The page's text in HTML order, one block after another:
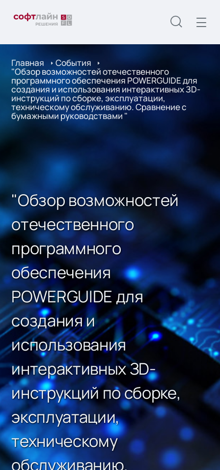
Главная События
"Обзор возможностей отечественного
программного обеспечения POWERGUIDE для
создания и использования интерактивных ЗD-
инструкций по сборке, эксплуатации,
техническому обслуживанию. Сравнение с
бумажными руководствами "
"Обзор возможностей
отечественного
программного
обеспечения
POWERGUIDE для
создания и
использования
интерактивных ЗD-
инструкций по сборке,
эксплуатации,
техническому
обслуживанию.